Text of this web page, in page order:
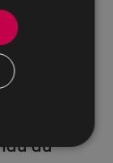
Eibarko
du